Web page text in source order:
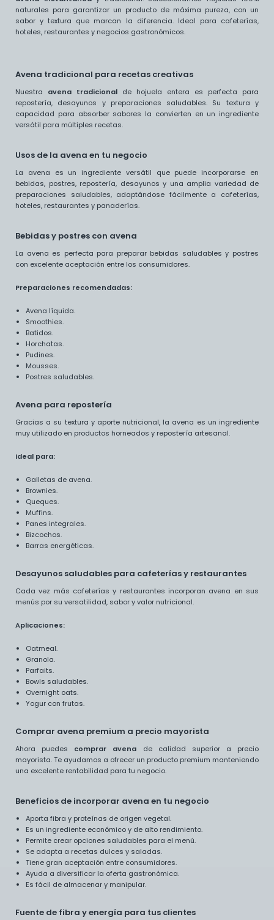
naturales para garantizar un producto de máxima pureza, con un
sabor y textura que marcan la diferencia. Ideal para cafeterías,
hoteles, restaurantes y negocios gastronómicos.
Avena tradicional para recetas creativas
Nuestra avena tradicional de hojuela entera es perfecta para
repostería, desayunos y preparaciones saludables. Su textura y
capacidad para absorber sabores la convierten en un ingrediente
versátil para múltiples recetas.
Usos de la avena en tu negocio
La avena es un ingrediente versátil que puede incorporarse en
bebidas, postres, repostería, desayunos y una amplia variedad de
preparaciones saludables, adaptándose fácilmente a cafeterías,
hoteles, restaurantes y panaderías.
Bebidas y postres con avena
La avena es perfecta para preparar bebidas saludables y postres
con excelente aceptación entre los consumidores.
Preparaciones recomendadas:
Avena líquida.
Smoothies.
Batidos.
Horchatas.
Pudines.
Mousses.
Postres saludables.
Avena para repostería
Gracias a su textura y aporte nutricional, la avena es un ingrediente
muy utilizado en productos horneados y repostería artesanal.
Ideal para:
Galletas de avena.
Brownies.
Queques.
Muffins.
Panes integrales.
Bizcochos.
Barras energéticas.
Desayunos saludables para cafeterías y restaurantes
Cada vez más cafeterías y restaurantes incorporan avena en sus
menús por su versatilidad, sabor y valor nutricional.
Aplicaciones:
Oatmeal.
Granola.
Parfaits.
Bowls saludables.
Overnight oats.
Yogur con frutas.
Comprar avena premium a precio mayorista
Ahora puedes comprar avena de calidad superior a precio
mayorista. Te ayudamos a ofrecer un producto premium manteniendo
una excelente rentabilidad para tu negocio.
Beneficios de incorporar avena en tu negocio
Aporta fibra y proteínas de origen vegetal.
Es un ingrediente económico y de alto rendimiento.
Permite crear opciones saludables para el menú.
Se adapta a recetas dulces y saladas.
Tiene gran aceptación entre consumidores.
Ayuda a diversificar la oferta gastronómica.
Es fácil de almacenar y manipular.
Fuente de fibra y energía para tus clientes